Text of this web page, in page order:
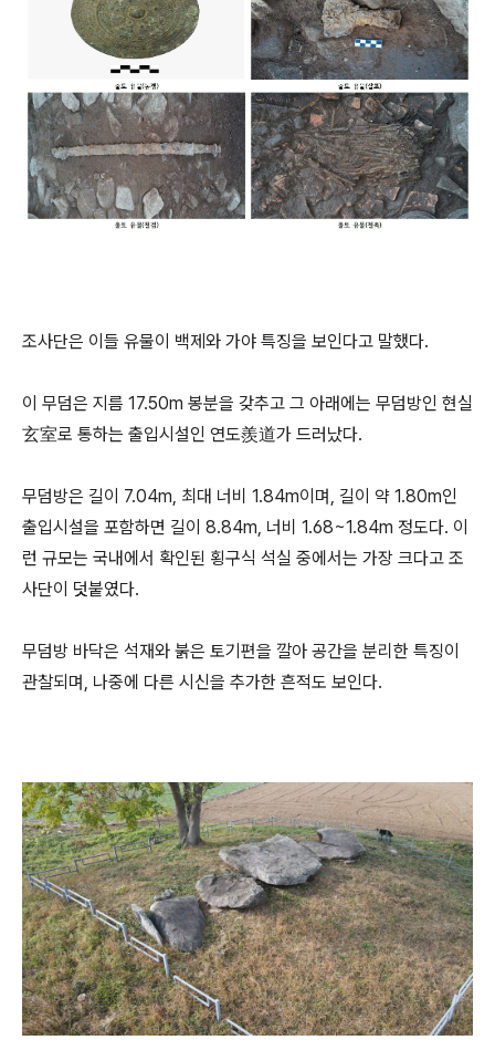
조사단은 이들 유물이 백제와 가야 특징을 보인다고 말했다.
이 무덤은 지름 17.50m 봉분을 갖추고 그 아래에는 무덤방인 현실
玄室로 통하는 출입시설인 연도羨道가 드러났다.
무덤방은 길이 7.04m, 최대 너비 1.84m이며, 길이 약 1.80m인
출입시설을 포함하면 길이 8.84m, 너비 1.68~1.84m 정도다. 이
런 규모는 국내에서 확인된 횡구식 석실 중에서는 가장 크다고 조
사단이 덧붙였다.
무덤방 바닥은 석재와 붉은 토기편을 깔아 공간을 분리한 특징이
관찰되며, 나중에 다른 시신을 추가한 흔적도 보인다.